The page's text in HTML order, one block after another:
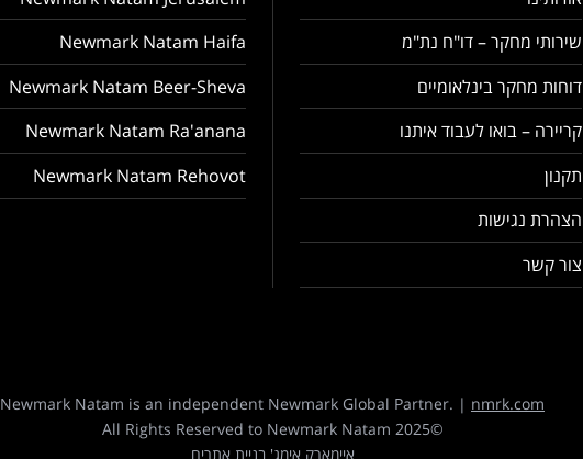
שירותי מחקר – דו"ח נת"מ
דוחות מחקר בינלאומיים
קריירה – בואו לעבוד איתנו
תקנון
הצהרת נגישות
צור קשר
Newmark Natam Haifa
Newmark Natam Beer-Sheva
Newmark Natam Ra'anana
Newmark Natam Rehovot
Newmark Natam is an independent Newmark Global Partner. | nmrk.com
©2025 All Rights Reserved to Newmark Natam
איימארק אימג' בניית אתרים